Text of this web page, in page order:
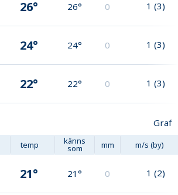
26° 26° 0 1 (3)
24° 24° 0 1 (3)
22° 22° 0 1 (3)
Graf
temp känns
som mm m/s (by)
21° 21° 0 1 (2)